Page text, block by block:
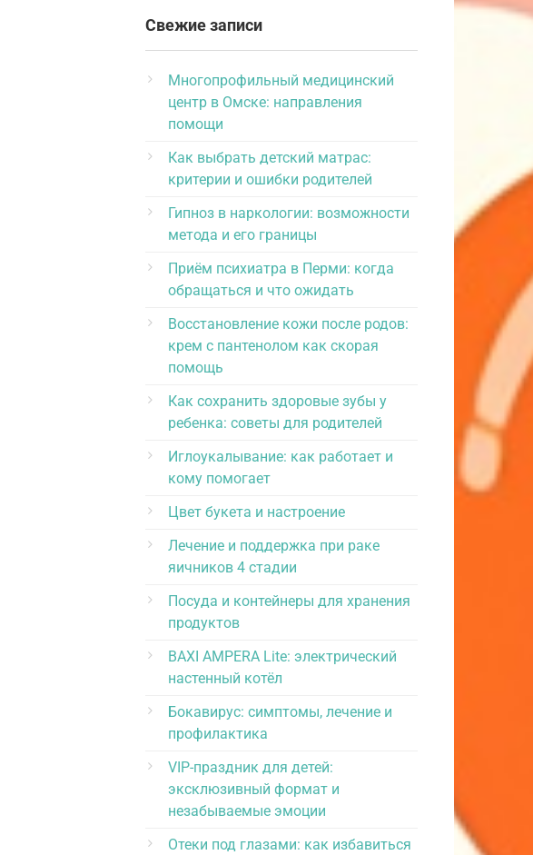
Свежие записи
Многопрофильный медицинский
центр в Омске: направления
помощи
Как выбрать детский матрас:
критерии и ошибки родителей
Гипноз в наркологии: возможности
метода и его границы
Приём психиатра в Перми: когда
обращаться и что ожидать
Восстановление кожи после родов:
крем с пантенолом как скорая
помощь
Как сохранить здоровые зубы у
ребенка: советы для родителей
Иглоукалывание: как работает и
кому помогает
Цвет букета и настроение
Лечение и поддержка при раке
яичников 4 стадии
Посуда и контейнеры для хранения
продуктов
BAXI AMPERA Lite: электрический
настенный котёл
Бокавирус: симптомы, лечение и
профилактика
VIP-праздник для детей:
эксклюзивный формат и
незабываемые эмоции
Отеки под глазами: как избавиться